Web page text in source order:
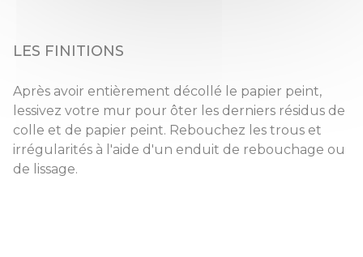
LES FINITIONS
Après avoir entièrement décollé le papier peint,
lessivez votre mur pour ôter les derniers résidus de
colle et de papier peint. Rebouchez les trous et
irrégularités à l'aide d'un enduit de rebouchage ou
de lissage.